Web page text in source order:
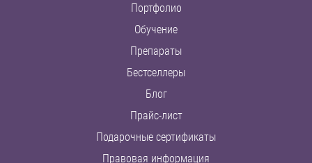
Портфолио
Обучение
Препараты
Бестселлеры
Блог
Прайс-лист
Подарочные сертификаты
Правовая информация